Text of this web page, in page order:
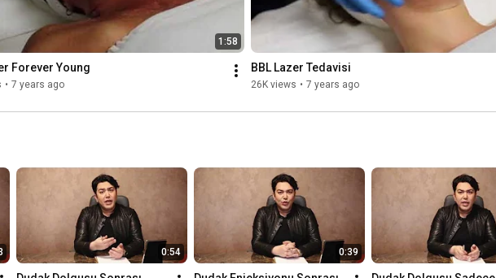
1:58
Forever Young
• 7 years ago
BBL Lazer Tedavisi
26K views • 7 years ago
0:54 0:39